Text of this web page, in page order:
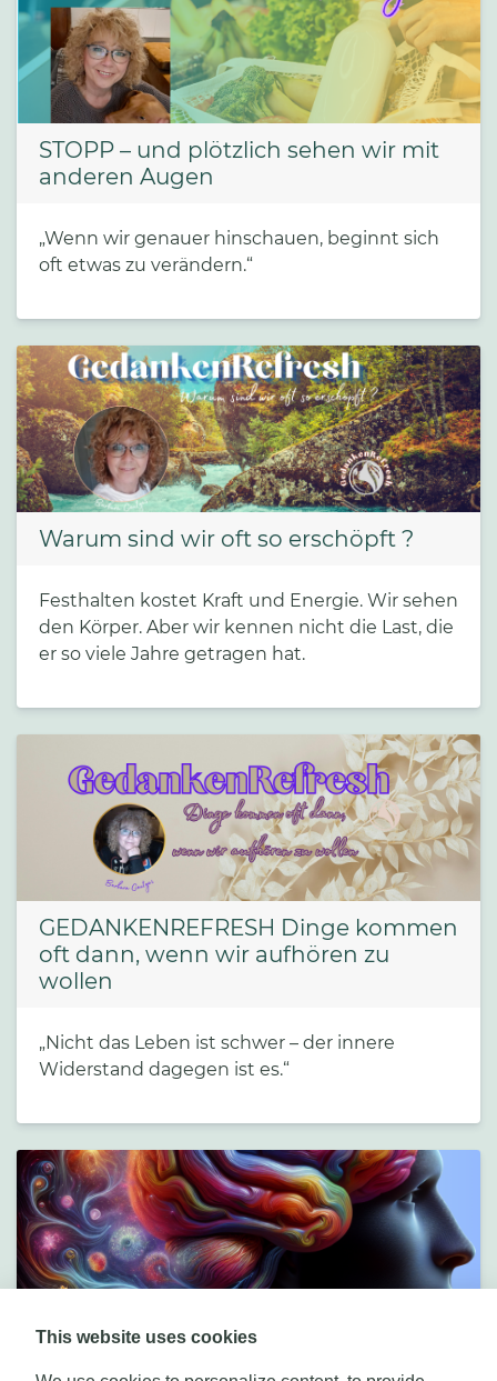
This website uses cookies
STOPP – und plötzlich sehen wir mit
anderen Augen
„Wenn wir genauer hinschauen, beginnt sich
oft etwas zu verändern.“
Warum sind wir oft so erschöpft ?
Festhalten kostet Kraft und Energie. Wir sehen
den Körper. Aber wir kennen nicht die Last, die
er so viele Jahre getragen hat.
GEDANKENREFRESH Dinge kommen
oft dann, wenn wir aufhören zu
wollen
„Nicht das Leben ist schwer – der innere
Widerstand dagegen ist es.“
Beginne Deinen Weg in die Freiheit